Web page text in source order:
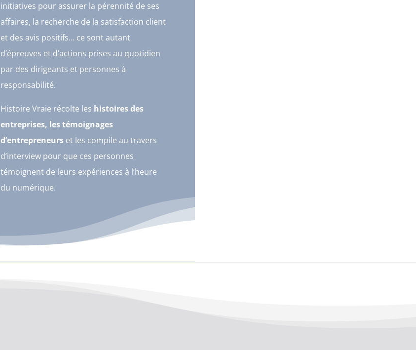
initiatives pour assurer la pérennité de ses
affaires, la recherche de la satisfaction client
et des avis positifs… ce sont autant
d’épreuves et d’actions prises au quotidien
par des dirigeants et personnes à
responsabilité.
Histoire Vraie récolte les histoires des
entreprises, les témoignages
d’entrepreneurset les compile au travers
d’interview pour que ces personnes
témoignent de leurs expériences à l’heure
du numérique.